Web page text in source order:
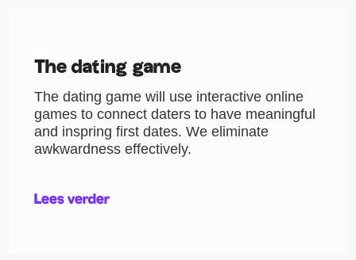
The dating game
The dating game will use interactive online
games to connect daters to have meaningful
and inspring first dates. We eliminate
awkwardness effectively.
Lees verder